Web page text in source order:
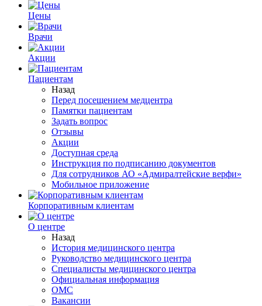
Цены
Врачи
Акции
Пациентам
Назад
Перед посещением медцентра
Памятки пациентам
Задать вопрос
Отзывы
Акции
Доступная среда
Инструкция по подписанию документов
Для сотрудников АО «Адмиралтейские верфи»
Мобильное приложение
Корпоративным клиентам
О центре
Назад
История медицинского центра
Руководство медицинского центра
Специалисты медицинского центра
Официальная информация
ОМС
Вакансии